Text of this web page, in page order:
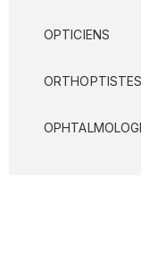
OPTICIENS
ORTHOPTISTES